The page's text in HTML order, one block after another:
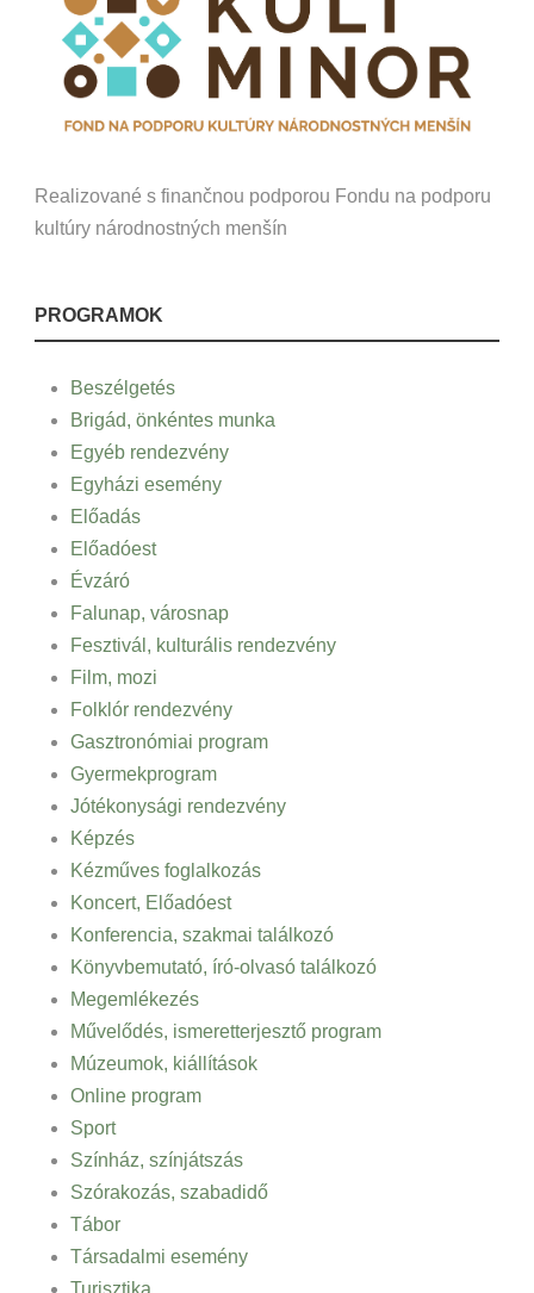
Realizované s finančnou podporou Fondu na podporu
kultúry národnostných menšín
PROGRAMOK
Beszélgetés
Brigád, önkéntes munka
Egyéb rendezvény
Egyházi esemény
Előadás
Előadóest
Évzáró
Falunap, városnap
Fesztivál, kulturális rendezvény
Film, mozi
Folklór rendezvény
Gasztronómiai program
Gyermekprogram
Jótékonysági rendezvény
Képzés
Kézműves foglalkozás
Koncert, Előadóest
Konferencia, szakmai találkozó
Könyvbemutató, író-olvasó találkozó
Megemlékezés
Művelődés, ismeretterjesztő program
Múzeumok, kiállítások
Online program
Sport
Színház, színjátszás
Szórakozás, szabadidő
Tábor
Társadalmi esemény
Turisztika